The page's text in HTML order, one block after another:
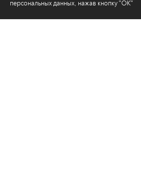
персональных данных, нажав кнопку "ОК"